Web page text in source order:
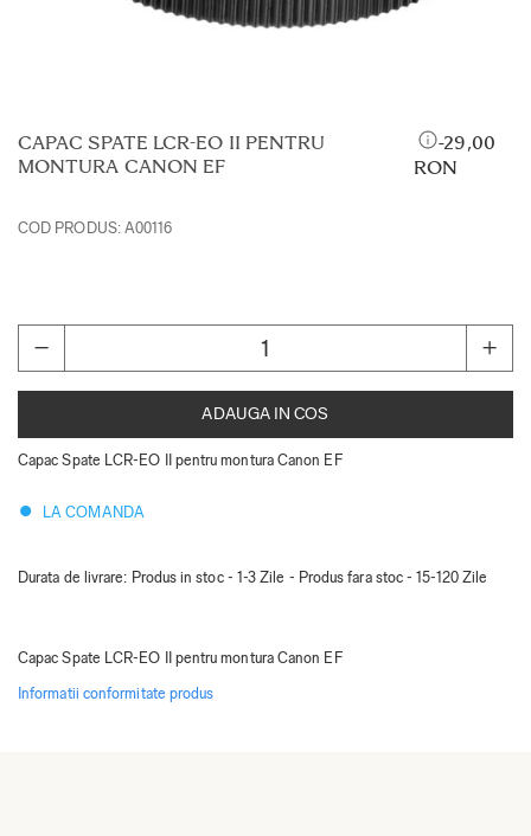
CAPAC SPATE LCR-EO II PENTRU
MONTURA CANON EF
29,00
RON
COD PRODUS: A00116
Capac Spate LCR-EO II pentru montura Canon EF
LA COMANDA
Durata de livrare: Produs in stoc - 1-3 Zile - Produs fara stoc - 15-120 Zile
ADAUGA IN COS
Capac Spate LCR-EO II pentru montura Canon EF
Informatii conformitate produs